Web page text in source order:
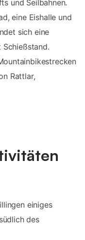
und Seilbahnen.
eine Eishalle und
sich eine
Rattlar,
einiges
des